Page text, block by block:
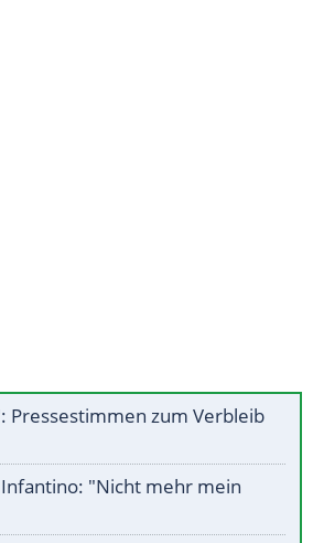
Pressestimmen zum Verbleib
"Nicht mehr mein